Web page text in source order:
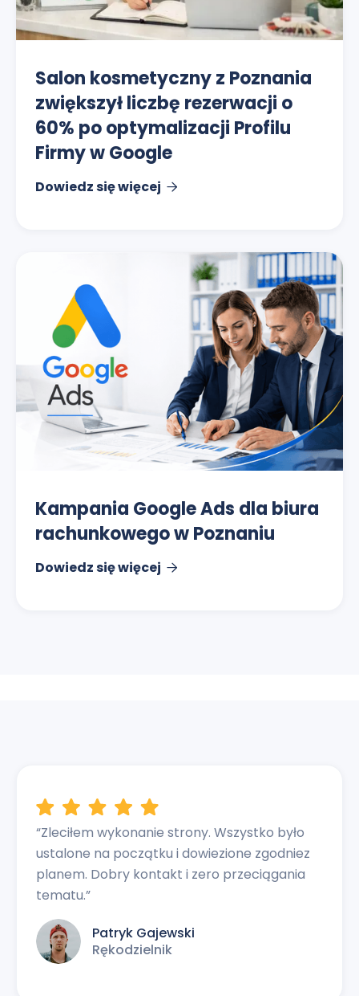
Salon kosmetyczny z Poznania
zwiększył liczbę rezerwacji o
60% po optymalizacji Profilu
Firmy w Google
Dowiedz się więcej 
Kampania Google Ads dla biura
rachunkowego w Poznaniu
Dowiedz się więcej 
“Zleciłem wykonanie strony. Wszystko było
ustalone na początku i dowiezione zgodniez
planem. Dobry kontakt i zero przeciągania
tematu.”
Patryk Gajewski
Rękodzielnik